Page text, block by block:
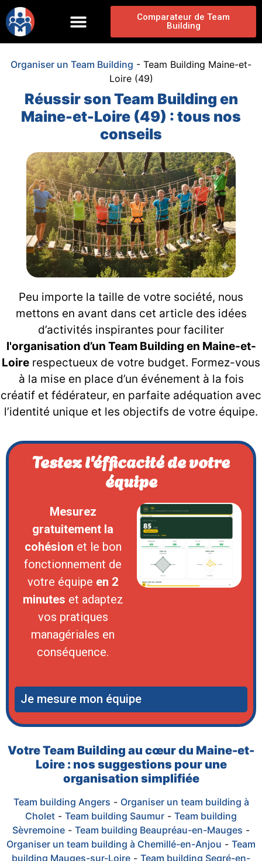
Comparateur de Team
Building
Organiser un Team Building - Team Building Maine-et-
Loire (49)
Réussir son Team Building en
Maine-et-Loire (49) : tous nos
conseils
Peu importe la taille de votre société, nous
mettons en avant dans cet article des idées
d’activités inspirantes pour faciliter
l'organisation d’un Team Building en Maine-et-
Loire respectueux de votre budget. Formez-vous
à la mise en place d’un événement à la fois
créatif et fédérateur, en parfaite adéquation avec
l’identité unique et les objectifs de votre équipe.
Testez l'éfficacité de votre
équipe
Mesurez
gratuitement la
cohésion et le bon
fonctionnement de
votre équipe en 2
minutes et adaptez
vos pratiques
managériales en
conséquence.
Je mesure mon équipe
Votre Team Building au cœur du Maine-et-
Loire : nos suggestions pour une
organisation simplifiée
Team building Angers - Organiser un team building à
Cholet - Team building Saumur - Team building
Sèvremoine - Team building Beaupréau-en-Mauges -
Organiser un team building à Chemillé-en-Anjou - Team
building Mauges-sur-Loire - Team building Segré-en-